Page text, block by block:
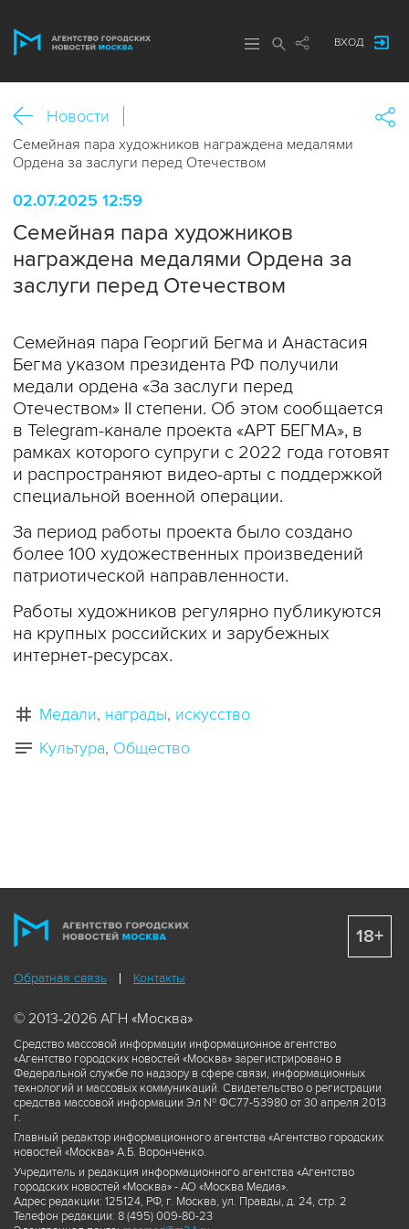
ВХОД
Новости
Семейная пара художников награждена медалями
Ордена за заслуги перед Отечеством
02.07.2025 12:59
Семейная пара художников
награждена медалями Ордена за
заслуги перед Отечеством
Семейная пара Георгий Бегма и Анастасия
Бегма указом президента РФ получили
медали ордена «За заслуги перед
Отечеством» II степени. Об этом сообщается
в Telegram-канале проекта «АРТ БЕГМА», в
рамках которого супруги с 2022 года готовят
и распространяют видео-арты с поддержкой
специальной военной операции.
За период работы проекта было создано
более 100 художественных произведений
патриотической направленности.
Работы художников регулярно публикуются
на крупных российских и зарубежных
интернет-ресурсах.
Медали награды искусство
Культура Общество
Обратная связь Контакты
© 2013-2026 АГН «Москва»
Средство массовой информации информационное агентство
«Агентство городских новостей «Москва» зарегистрировано в
Федеральной службе по надзору в сфере связи, информационных
технологий и массовых коммуникаций. Свидетельство о регистрации
средства массовой информации Эл № ФС77-53980 от 30 апреля 2013
г.
Главный редактор информационного агентства «Агентство городских
новостей «Москва» А.Б. Воронченко.
Учредитель и редакция информационного агентства «Агентство
городских новостей «Москва» - АО «Москва Медиа».
Адрес редакции: 125124, РФ, г. Москва, ул. Правды, д. 24, стр. 2
Телефон редакции: 8 (495) 009-80-23
18+